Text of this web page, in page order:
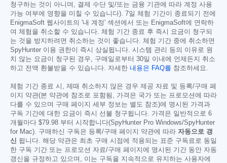
청구하는 것이 아니며, 결제 수단 및/또는 금융 기관에 따라 계정 사용
가능 여부에 영향을 미칠 수 있습니다). 7일 체험 기간이 종료되기 전에
EnigmaSoft 웹사이트의 '내 계정' 섹션에서 또는 EnigmaSoft에 연락하
여 체험을 취소할 수 있습니다. 체험 기간 종료 후 즉시 요금이 청구되
는 것을 방지하려면 취소하는 것이 좋습니다. 체험 기간 중에 취소하면
SpyHunter 이용 권한이 즉시 상실됩니다. 시스템 관리 등의 이유로 원
치 않는 요금이 청구된 경우, 구매일로부터 30일 이내에 언제든지 취소
하고 전액 환불받을 수 있습니다. 자세한 내용은 FAQ를 참조하세요.
체험 기간 종료 시, 제때 취소하지 않은 경우 제공 자료 및 등록/구매 페
이지 약관(본 약관에 참조로 포함됨, 가격은 국가 또는 프로모션에 따라
다를 수 있으며 구매 페이지 세부 정보는 별도 참조)에 명시된 가격과
구독 기간에 대한 요금이 즉시 선불 청구됩니다. 가격은 일반적으로 6
개월마다 $79.98 부터 시작합니다(SpyHunter Pro Windows/SpyHunter
for Mac). 구매하신 구독은 등록/구매 페이지 약관에 따라 자동으로 갱
신
됩니다. 해당 약관은 최초 구매 시점에 적용되는 표준 구독료로 동일
한 구독 기간 또는 프로모션 자료/구매 페이지에 명시된 기간 동안 자동
갱신을 규정하고 있으며, 이는 구독을 지속적으로 유지하는 사용자에